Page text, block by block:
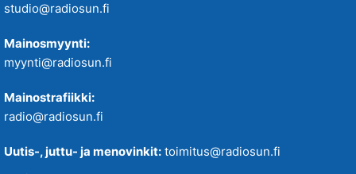
studio@radiosun.fi
Mainosmyynti:
myynti@radiosun.fi
Mainostrafiikki:
radio@radiosun.fi
Uutis-, juttu- ja menovinkit: toimitus@radiosun.fi